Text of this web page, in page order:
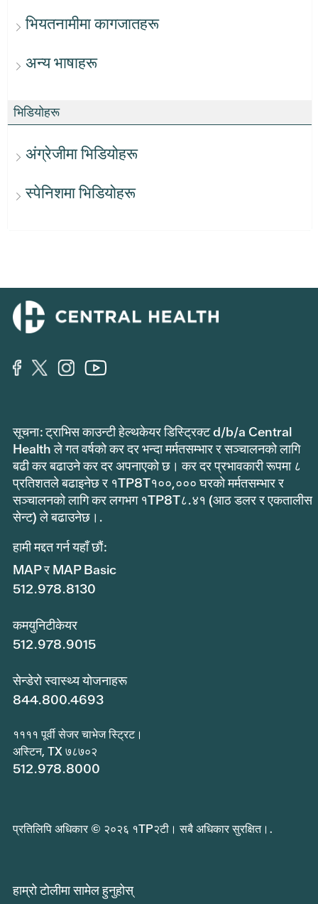
भियतनामीमा कागजातहरू
अन्य भाषाहरू
भिडियोहरू
अंग्रेजीमा भिडियोहरू
स्पेनिशमा भिडियोहरू
सूचना: ट्राभिस काउन्टी हेल्थकेयर डिस्ट्रिक्ट d/b/a Central
Health ले गत वर्षको कर दर भन्दा मर्मतसम्भार र सञ्चालनको लागि
बढी कर बढाउने कर दर अपनाएको छ। कर दर प्रभावकारी रूपमा ८
प्रतिशतले बढाइनेछ र १TP8T१००,००० घरको मर्मतसम्भार र
सञ्चालनको लागि कर लगभग १TP8T८.४१ (आठ डलर र एकतालीस
सेन्ट) ले बढाउनेछ।.
हामी मद्दत गर्न यहाँ छौं:
MAP र MAP Basic
512.978.8130
कमयुनिटीकेयर
512.978.9015
सेन्डेरो स्वास्थ्य योजनाहरू
844.800.4693
११११ पूर्वी सेजर चाभेज स्ट्रिट।
अस्टिन, TX ७८७०२
512.978.8000
प्रतिलिपि अधिकार © २०२६ १TP२टी। सबै अधिकार सुरक्षित।.
हाम्रो टोलीमा सामेल हुनुहोस्